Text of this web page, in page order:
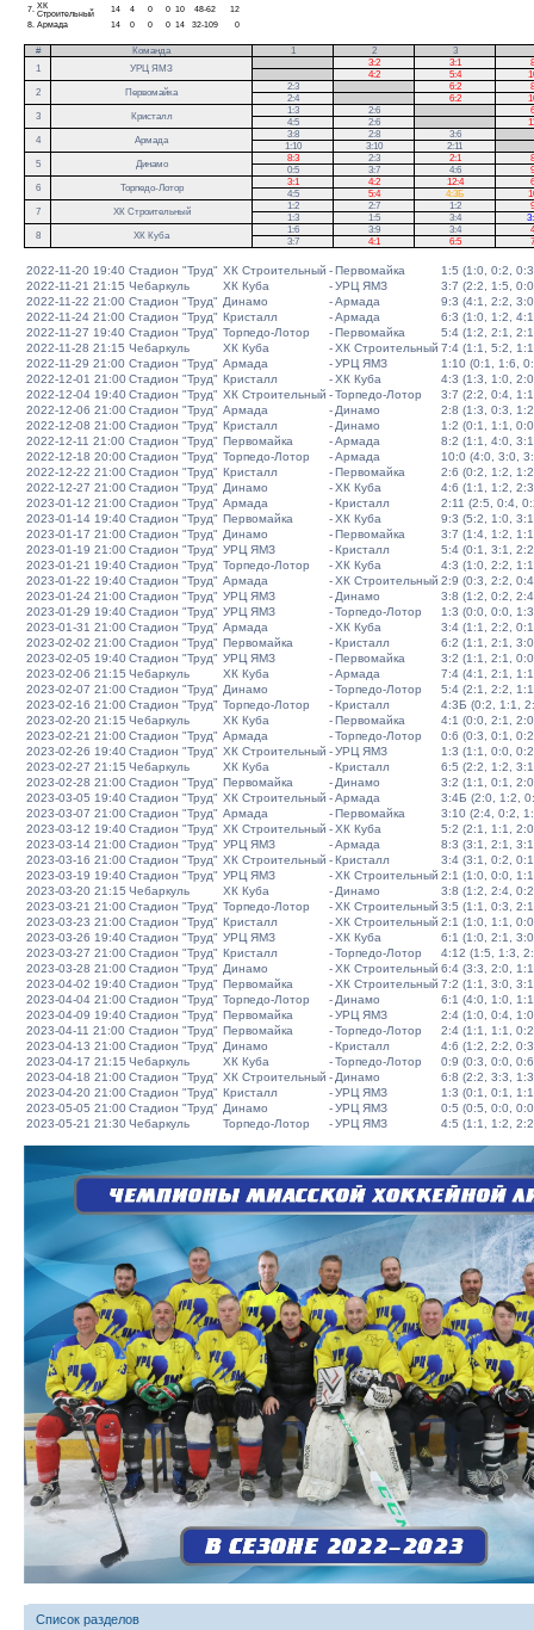
7. ХК
Строительный
14 4 0 0 10 48-62
12
8. Армада 14 0 0 0 14 32-109 0
# Команда 1 2 3
1
УРЦ ЯМЗ
3:2 3:1
4:2 5:4
2
Первомайка
2:3 6:2
2:4
6:2
3
Кристалл
1:3 2:6
4:5
2:6
4
Армада
3:8 2:8 3:6
1:10
3:10 2:11
5
Динамо
8:3 2:3 2:1
0:5
3:7 4:6
6
Торпедо-Лотор
3:1 4:2 12:4
4:5
5:4 4:3Б
7
ХК Строительный
1:2 2:7 1:2
1:3
1:5 3:4
8
ХК Куба
1:6 3:9 3:4
3:7
4:1 6:5
2022-11-20 19:40 Стадион "Труд" ХК Строительный -Первомайка
1:5 (1:0, 0:2,
2022-11-21 21:15 Чебаркуль ХК Куба -УРЦ ЯМЗ
3:7 (2:2, 1:5,
2022-11-22 21:00 Стадион "Труд" Динамо -Армада
9:3 (4:1, 2:2,
2022-11-24 21:00 Стадион "Труд" Кристалл -Армада
6:3 (1:0, 1:2,
2022-11-27 19:40 Стадион "Труд" Торпедо-Лотор -Первомайка
5:4 (1:2, 2:1,
2022-11-28 21:15 Чебаркуль ХК Куба -ХК Строительный 7:4 (1:1, 5:2,
2022-11-29 21:00 Стадион "Труд" Армада -УРЦ ЯМЗ
1:10 (0:1, 1:6,
2022-12-01 21:00Стадион "Труд" Кристалл -ХК Куба
4:3 (1:3, 1:0,
2022-12-04 19:40Стадион "Труд" ХК Строительный -Торпедо-Лотор
3:7 (2:2, 0:4,
2022-12-06 21:00Стадион "Труд" Армада - Динамо
2:8 (1:3, 0:3,
2022-12-08 21:00Стадион "Труд" Кристалл - Динамо
1:2 (0:1, 1:1,
2022-12-11 21:00 Стадион "Труд" Первомайка -Армада
8:2 (1:1, 4:0,
2022-12-18 20:00Стадион "Труд" Торпедо-Лотор -Армада
10:0 (4:0, 3:0,
2022-12-22 21:00Стадион "Труд" Кристалл -Первомайка
2:6 (0:2, 1:2,
2022-12-27 21:00Стадион "Труд" Динамо -ХК Куба
4:6 (1:1, 1:2,
2023-01-12 21:00Стадион "Труд" Армада -Кристалл
2:11 (2:5, 0:4,
2023-01-14 19:40Стадион "Труд" Первомайка -ХК Куба
9:3 (5:2, 1:0,
2023-01-17 21:00Стадион "Труд" Динамо -Первомайка
3:7 (1:4, 1:2,
2023-01-19 21:00Стадион "Труд" УРЦ ЯМЗ -Кристалл
5:4 (0:1, 3:1,
2023-01-21 19:40Стадион "Труд" Торпедо-Лотор -ХК Куба
4:3 (1:0, 2:2,
2023-01-22 19:40Стадион "Труд" Армада -ХК Строительный 2:9 (0:3, 2:2,
2023-01-24 21:00Стадион "Труд" УРЦ ЯМЗ - Динамо
3:8 (1:2, 0:2,
2023-01-29 19:40Стадион "Труд" УРЦ ЯМЗ -Торпедо-Лотор
1:3 (0:0, 0:0,
2023-01-31 21:00Стадион "Труд" Армада -ХК Куба
3:4 (1:1, 2:2,
2023-02-02 21:00Стадион "Труд" Первомайка -Кристалл
6:2 (1:1, 2:1,
2023-02-05 19:40Стадион "Труд" УРЦ ЯМЗ -Первомайка
3:2 (1:1, 2:1,
2023-02-06 21:15 Чебаркуль ХК Куба -Армада
7:4 (4:1, 2:1,
2023-02-07 21:00Стадион "Труд" Динамо -Торпедо-Лотор
5:4 (2:1, 2:2,
2023-02-16 21:00Стадион "Труд" Торпедо-Лотор -Кристалл
4:3Б (0:2, 1:1,
2023-02-20 21:15 Чебаркуль ХК Куба -Первомайка
4:1 (0:0, 2:1,
2023-02-21 21:00Стадион "Труд" Армада -Торпедо-Лотор
0:6 (0:3, 0:1,
2023-02-26 19:40Стадион "Труд" ХК Строительный -УРЦ ЯМЗ
1:3 (1:1, 0:0,
2023-02-27 21:15 Чебаркуль ХК Куба -Кристалл
6:5 (2:2, 1:2,
2023-02-28 21:00Стадион "Труд" Первомайка - Динамо
3:2 (1:1, 0:1,
2023-03-05 19:40Стадион "Труд" ХК Строительный -Армада
3:4Б (2:0, 1:2,
2023-03-07 21:00Стадион "Труд" Армада -Первомайка
3:10 (2:4, 0:2,
2023-03-12 19:40Стадион "Труд" ХК Строительный -ХК Куба
5:2 (2:1, 1:1,
2023-03-14 21:00Стадион "Труд" УРЦ ЯМЗ -Армада
8:3 (3:1, 2:1,
2023-03-16 21:00Стадион "Труд" ХК Строительный -Кристалл
3:4 (3:1, 0:2,
2023-03-19 19:40Стадион "Труд" УРЦ ЯМЗ -ХК Строительный 2:1 (1:0, 0:0,
2023-03-20 21:15 Чебаркуль ХК Куба - Динамо
3:8 (1:2, 2:4,
2023-03-21 21:00Стадион "Труд" Торпедо-Лотор -ХК Строительный 3:5 (1:1, 0:3,
2023-03-23 21:00Стадион "Труд" Кристалл -ХК Строительный 2:1 (1:0, 1:1,
2023-03-26 19:40Стадион "Труд" УРЦ ЯМЗ -ХК Куба
6:1 (1:0, 2:1,
2023-03-27 21:00Стадион "Труд" Кристалл -Торпедо-Лотор
4:12 (1:5, 1:3,
2023-03-28 21:00Стадион "Труд" Динамо -ХК Строительный 6:4 (3:3, 2:0,
2023-04-02 19:40Стадион "Труд" Первомайка -ХК Строительный 7:2 (1:1, 3:0,
2023-04-04 21:00Стадион "Труд" Торпедо-Лотор - Динамо
6:1 (4:0, 1:0,
2023-04-09 19:40Стадион "Труд" Первомайка -УРЦ ЯМЗ
2:4 (1:0, 0:4,
2023-04-11 21:00 Стадион "Труд" Первомайка -Торпедо-Лотор
2:4 (1:1, 1:1,
2023-04-13 21:00Стадион "Труд" Динамо -Кристалл
4:6 (1:2, 2:2,
2023-04-17 21:15 Чебаркуль ХК Куба -Торпедо-Лотор
0:9 (0:3, 0:0,
2023-04-18 21:00Стадион "Труд" ХК Строительный - Динамо
6:8 (2:2, 3:3,
2023-04-20 21:00Стадион "Труд" Кристалл -УРЦ ЯМЗ
1:3 (0:1, 0:1,
2023-05-05 21:00Стадион "Труд" Динамо -УРЦ ЯМЗ
0:5 (0:5, 0:0,
2023-05-21 21:30Чебаркуль Торпедо-Лотор -УРЦ ЯМЗ 4:5 (1:1, 1:2,
Список разделов